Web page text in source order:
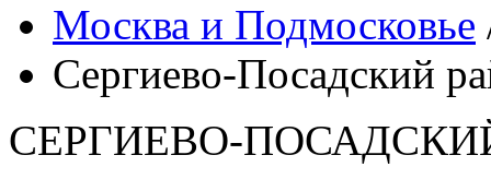
Москва и Подмосковье
Сергиево-Посадский
СЕРГИЕВО-